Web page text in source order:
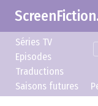
Séries TV
Episodes
Traductions
Saisons futures